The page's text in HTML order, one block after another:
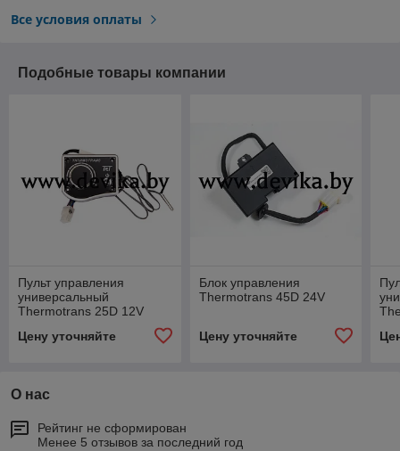
Все условия оплаты
Подобные товары компании
Пульт управления
универсальный
Thermotrans 25D 12V
Цену уточняйте
Блок управления
Thermotrans 45D 24V
Цену уточняйте
О нас
Рейтинг не сформирован
Менее 5 отзывов за последний год